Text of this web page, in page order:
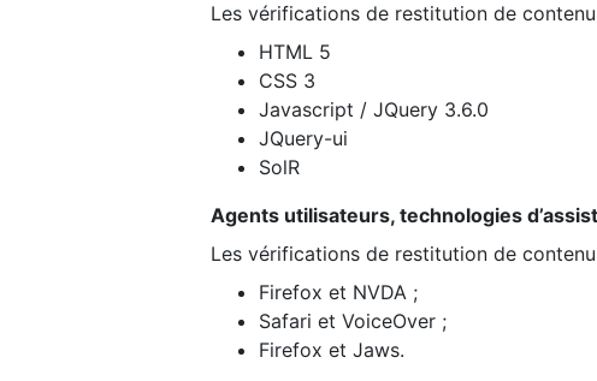
Les vérifications de restitution de
HTML 5
CSS 3
Javascript / JQuery 3.6.0
JQuery-ui
SolR
Agents utilisateurs, technologies
Les vérifications de restitution de
Firefox et NVDA ;
Safari et VoiceOver ;
Firefox et Jaws.